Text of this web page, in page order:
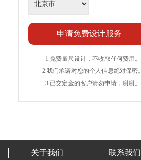
1.免费量尺设计，不收取任何费用。
2.我们承诺对您的个人信息绝对保密。
3.已交定金的客户请勿申请，谢谢。
关于我们 联系我们